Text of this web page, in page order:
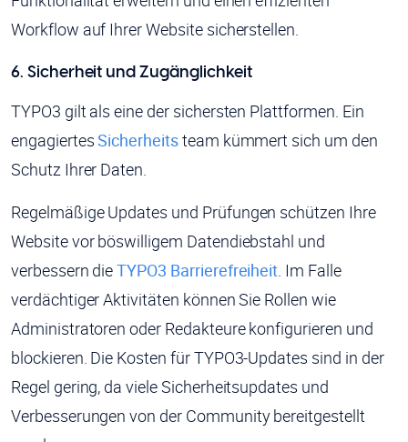
Workflow auf Ihrer Website sicherstellen.
6. Sicherheit und Zugänglichkeit
TYPO3 gilt als eine der sichersten Plattformen. Ein
engagiertesSicherheitsteam kümmert sich um den
Schutz Ihrer Daten.
Regelmäßige Updates und Prüfungen schützen Ihre
Website vor böswilligem Datendiebstahl und
verbessern dieTYPO3 Barrierefreiheit. Im Falle
verdächtiger Aktivitäten können Sie Rollen wie
Administratoren oder Redakteure konfigurieren und
blockieren. Die Kosten für TYPO3-Updates sind in der
Regel gering, da viele Sicherheitsupdates und
Verbesserungen von der Community bereitgestellt